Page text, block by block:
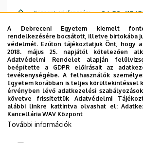
Központi telefonszám +36 52 415
E-mail cím
Cím
4028
utca 2.
Épület Műszaki Kar
Emelet, ajtó 2. emelet,
Weboldal
A Debreceni Egyetem kiemelt
rendelkezésére bocsátott, illetve birtokába
védelmét. Ezúton tájékoztatjuk Önt, hogy
2018. május 25. napjától kötelezően
Adatvédelmi Rendelet alapján
beépítette a GDPR előírásait az
tevékenységébe. A felhasználók
Egyetem korábban is teljes körültekintéssel
érvényben lévő adatkezelési
követve frissítettük Adatvédelmi
alábbi linkre kattintva olvashat el:
Kancellária WAV Központ
További információk